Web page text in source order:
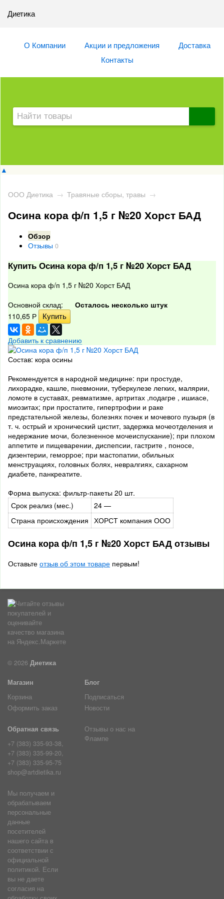
Диетика
О Компании Акции и предложения
Доставка
Контакты
▲
ООО Диетика → Травяные сборы, травы →
Осина кора ф/п 1,5 г №20 Хорст БАД
Обзор
Отзывы 0
Купить Осина кора ф/п 1,5 г №20 Хорст БАД
Осина кора ф/п 1,5 г №20 Хорст БАД
Основной склад:
Осталось несколько штук
110,65 Р
Добавить к сравнению
Состав: кора осины
Рекомендуется в народной медицине: при простуде,
лихорадке, кашле, пневмонии, туберкулезе легких, малярии,
ломоте в суставax, ревматизме, артритах ,подагре , ишиасе,
миозитах; при простатите, гипертрофии и раке
предстательной железы, болезнях почек и мочевого пузыря (в
т. ч. острый и хронический цистит, задержка мочеотделения и
недержание мочи, болезненное мочеиспускание); при плохом
аппетите и пищеварении, диспепсии, гастрите , поносе,
дизентерии, геморрое; при мастопатии, обильных
менструациях, головных болях, невралгиях, сахарном
диабете, панкреатите.
Форма выпуска: фильтр-пакеты 20 шт.
Срок реализ (мес.)
24 —
Страна происхождения ХОРСТ компания ООО
Осина кора ф/п 1,5 г №20 Хорст БАД отзывы
Оставьте отзыв об этом товаре первым!
© 2026 Диетика
Магазин
Корзина
Оформить заказ
Блог
Подписаться
Новости
Обратная связь
+7 (383) 335-93-38,
+7 (383) 335-99-20,
+7 (383) 335-95-75
shop@artdietika.ru
Отзывы о нас на
Флампе
Мы получаем и
обрабатываем
персональные
данные
посетителей
нашего сайта в
соответствии с
официальной
политикой. Если
вы не даете
согласия на